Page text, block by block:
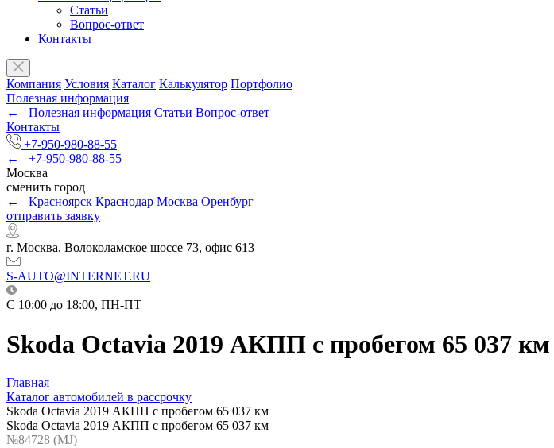
Статьи
Вопрос-ответ
Контакты
Компания Условия Каталог Калькулятор Портфолио
Полезная информация
←
Полезная информация Статьи Вопрос-ответ
Контакты
+7-950-980-88-55
←
+7-950-980-88-55
Москва
сменить город
←
Красноярск Краснодар Москва Оренбург
отправить заявку
г. Москва, Волоколамское шоссе 73, офис 613
S-AUTO@INTERNET.RU
C 10:00 до 18:00, ПН-ПТ
Skoda Octavia 2019 АКПП с пробегом 65 037 км
Главная
Каталог автомобилей в рассрочку
Skoda Octavia 2019 АКПП с пробегом 65 037 км
Skoda Octavia 2019 АКПП с пробегом 65 037 км
№84728 (МJ)